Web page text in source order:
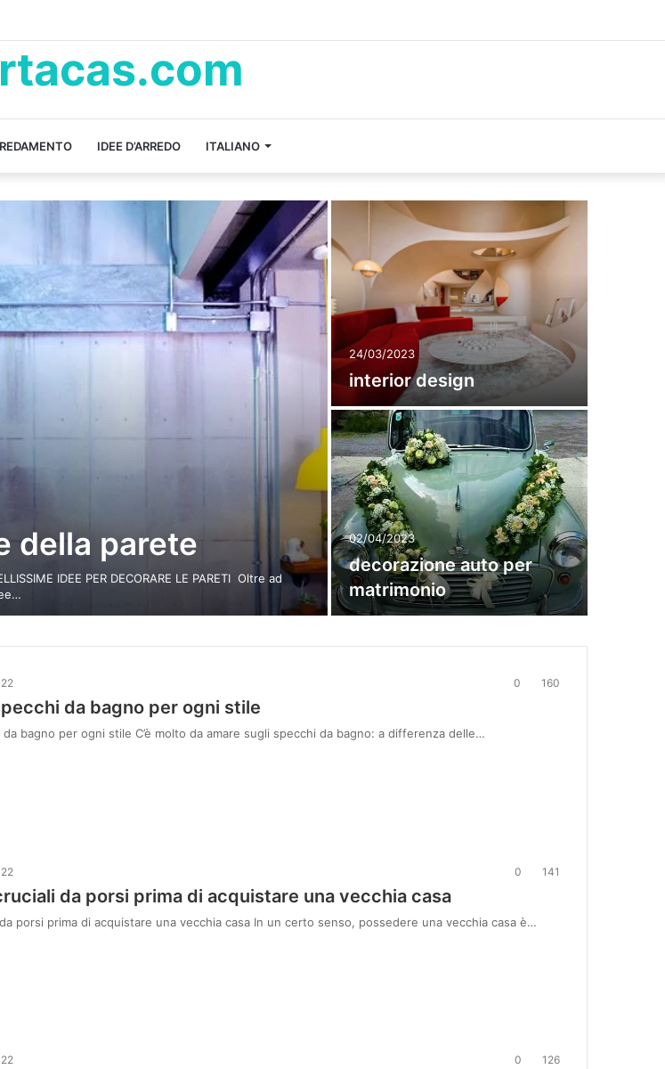
IDEE D’ARREDO ITALIANO
della parete
IDEE PER DECORARE LE PARETI Oltre ad
24/03/2023
interior design
02/04/2023
decorazione auto per
matrimonio
0 160
da bagno per ogni stile
bagno per ogni stile C’è molto da amare sugli specchi da bagno: a differenza delle…
0 141
da porsi prima di acquistare una vecchia casa
porsi prima di acquistare una vecchia casa In un certo senso, possedere una vecchia casa è…
0 126